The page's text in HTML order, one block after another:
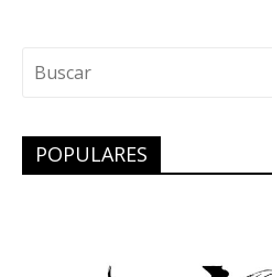
POPULARES